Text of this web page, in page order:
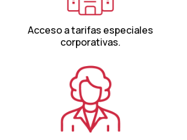
Acceso a tarifas especiales
corporativas.